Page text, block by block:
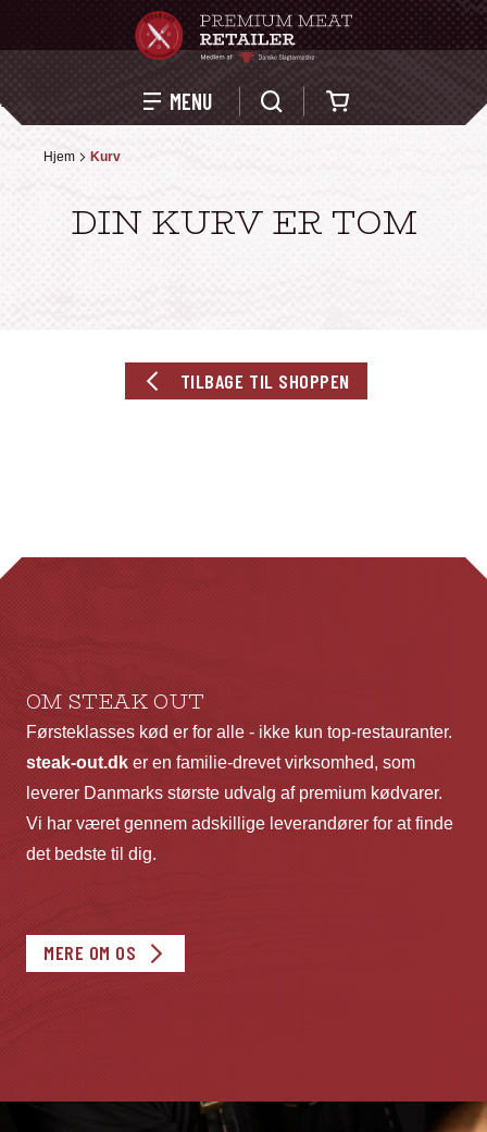
MENU
Hjem Kurv
Din kurv er tom
DIN KURV ER TOM
TILBAGE TIL SHOPPEN
OM STEAK OUT
Førsteklasses kød er for alle - ikke kun top-restauranter.
steak-out.dk er en familie-drevet virksomhed, som
leverer Danmarks største udvalg af premium kødvarer.
Vi har været gennem adskillige leverandører for at finde
det bedste til dig.
MERE OM OS